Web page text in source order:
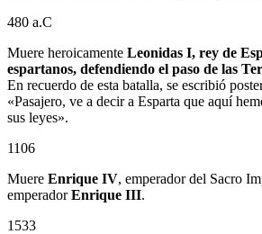
480 a.C
Muere heroicamente Leonidas I, rey de
espartanos, defendiendo el paso de las
En recuerdo de esta batalla, se escribió
«Pasajero, ve a decir a Esparta que aquí
sus leyes».
1106
Muere Enrique IV, emperador del Sacro
emperadorEnrique III.
1533